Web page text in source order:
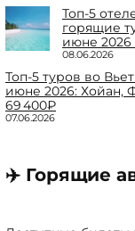
Топ-5
горящие
июне 2026
08.06.2026
Топ-5 туров во
июне 2026: Хойан,
69 400₽
07.06.2026
✈️ Горящие